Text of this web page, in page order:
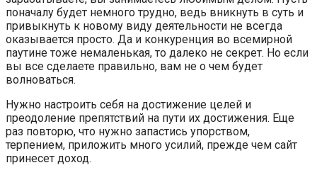
поначалу будет немного трудно, ведь вникнуть в суть и
привыкнуть к новому виду деятельности не всегда
оказывается просто. Да и конкуренция во всемирной
паутине тоже немаленькая, то далеко не секрет. Но если
вы все сделаете правильно, вам не о чем будет
волноваться.
Нужно настроить себя на достижение целей и
преодоление препятствий на пути их достижения. Еще
раз повторю, что нужно запастись упорством,
терпением, приложить много усилий, прежде чем сайт
принесет доход.